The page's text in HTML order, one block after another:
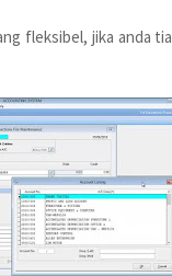
fleksibel, jika anda